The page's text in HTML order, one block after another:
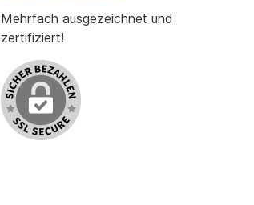
Mehrfach ausgezeichnet und
zertifiziert!